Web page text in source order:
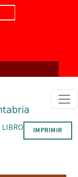
LIBRO
IMPRIMIR